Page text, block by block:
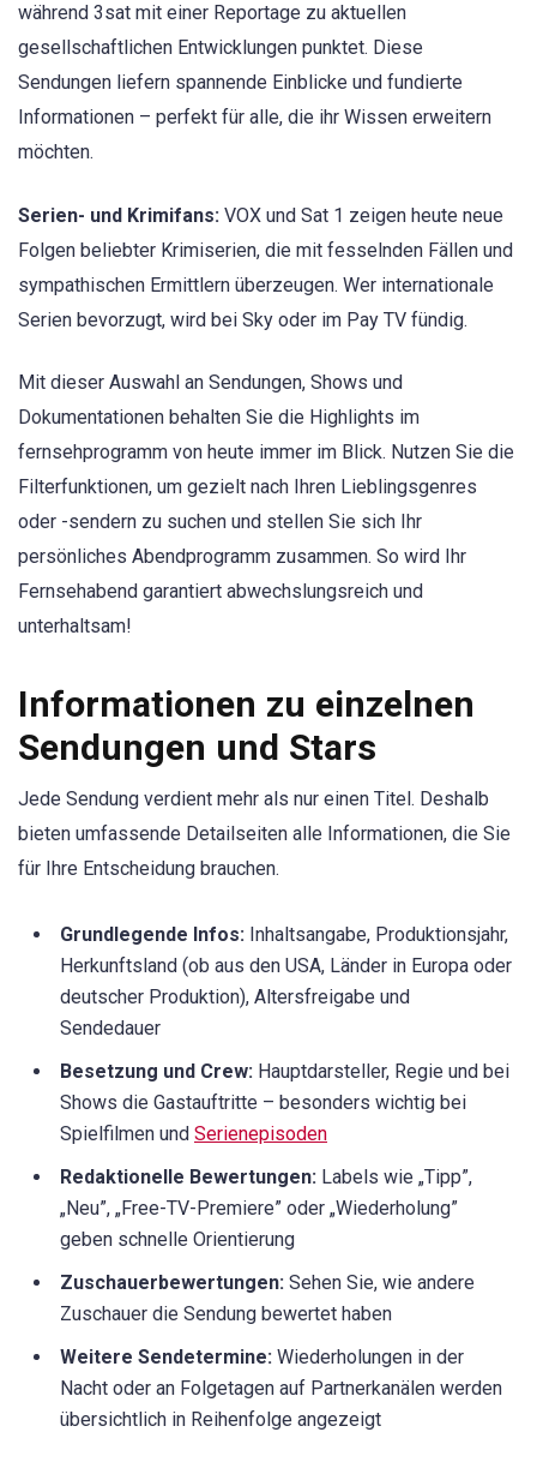
während 3sat mit einer Reportage zu aktuellen
gesellschaftlichen Entwicklungen punktet. Diese
Sendungen liefern spannende Einblicke und fundierte
Informationen – perfekt für alle, die ihr Wissen erweitern
möchten.
Serien- und Krimifans: VOX und Sat 1 zeigen heute neue
Folgen beliebter Krimiserien, die mit fesselnden Fällen und
sympathischen Ermittlern überzeugen. Wer internationale
Serien bevorzugt, wird bei Sky oder im Pay TV fündig.
Mit dieser Auswahl an Sendungen, Shows und
Dokumentationen behalten Sie die Highlights im
fernsehprogramm von heute immer im Blick. Nutzen Sie die
Filterfunktionen, um gezielt nach Ihren Lieblingsgenres
oder -sendern zu suchen und stellen Sie sich Ihr
persönliches Abendprogramm zusammen. So wird Ihr
Fernsehabend garantiert abwechslungsreich und
unterhaltsam!
Informationen zu einzelnen
Sendungen und Stars
Jede Sendung verdient mehr als nur einen Titel. Deshalb
bieten umfassende Detailseiten alle Informationen, die Sie
für Ihre Entscheidung brauchen.
Grundlegende Infos: Inhaltsangabe, Produktionsjahr,
Herkunftsland (ob aus den USA, Länder in Europa oder
deutscher Produktion), Altersfreigabe und
Sendedauer
Besetzung und Crew: Hauptdarsteller, Regie und bei
Shows die Gastauftritte – besonders wichtig bei
Spielfilmen und Serienepisoden
Redaktionelle Bewertungen: Labels wie „Tipp”,
„Neu”, „Free-TV-Premiere” oder „Wiederholung”
geben schnelle Orientierung
Zuschauerbewertungen: Sehen Sie, wie andere
Zuschauer die Sendung bewertet haben
Weitere Sendetermine: Wiederholungen in der
Nacht oder an Folgetagen auf Partnerkanälen werden
übersichtlich in Reihenfolge angezeigt